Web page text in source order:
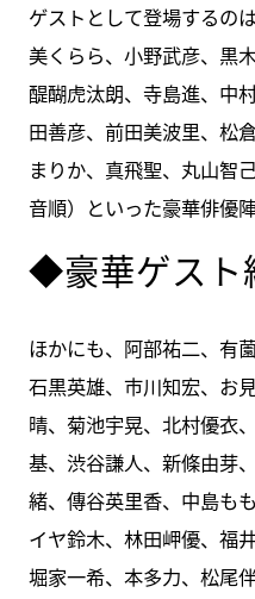
ゲストとして登場するの
美くらら、小野武彦、黒
醍醐虎汰朗、寺島進、中
田善彦、前田美波里、松
まりか、真飛聖、丸山智
音順）といった豪華俳優陣
◆豪華ゲスト
ほかにも、阿部祐二、有
石黒英雄、市川知宏、お
晴、菊池宇晃、北村優衣
基、渋谷謙人、新條由芽
緒、傳谷英里香、中島も
イヤ鈴木、林田岬優、福
堀家一希、本多力、松尾